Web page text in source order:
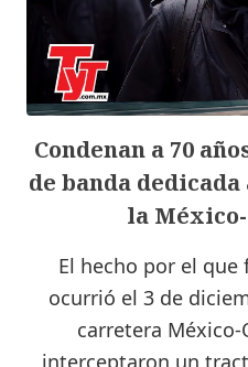
Condenan a 70
de banda
la
El hecho por el
ocurrió el 3 de
carretera
interceptaron un